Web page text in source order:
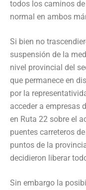
todos los caminos
normal en ambos
Si bien no
suspensión de la
nivel provincial del
que permanece en
por la
acceder a empresas
en Ruta 22 sobre el
puentes carreteros
puntos de la
decidieron liberar
Sin embargo la